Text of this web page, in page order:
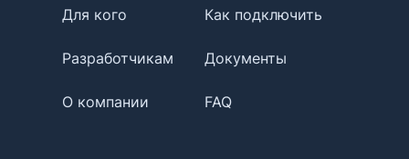
Для кого Как подключить
Разработчикам Документы
О компании FAQ